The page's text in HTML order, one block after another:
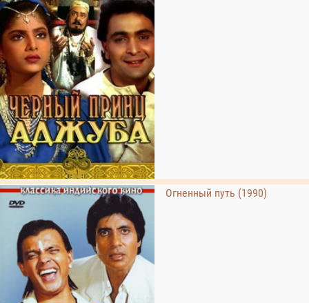
Огненный путь (1990)